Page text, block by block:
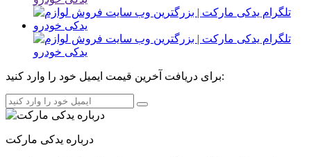
برای دریافت آخرین قیمت ایمیل خود را وارد کنید:
درباره یدکی مارکت